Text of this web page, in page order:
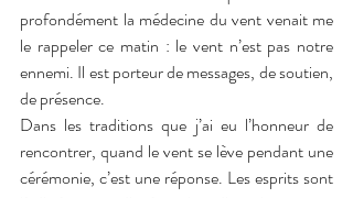
profondément la médecine du vent venait me
le rappeler ce matin : le vent n’est pas notre
ennemi. Il est porteur de messages, de soutien,
de présence.
Dans les traditions que j’ai eu l’honneur de
rencontrer, quand le vent se lève pendant une
cérémonie, c’est une réponse. Les esprits sont